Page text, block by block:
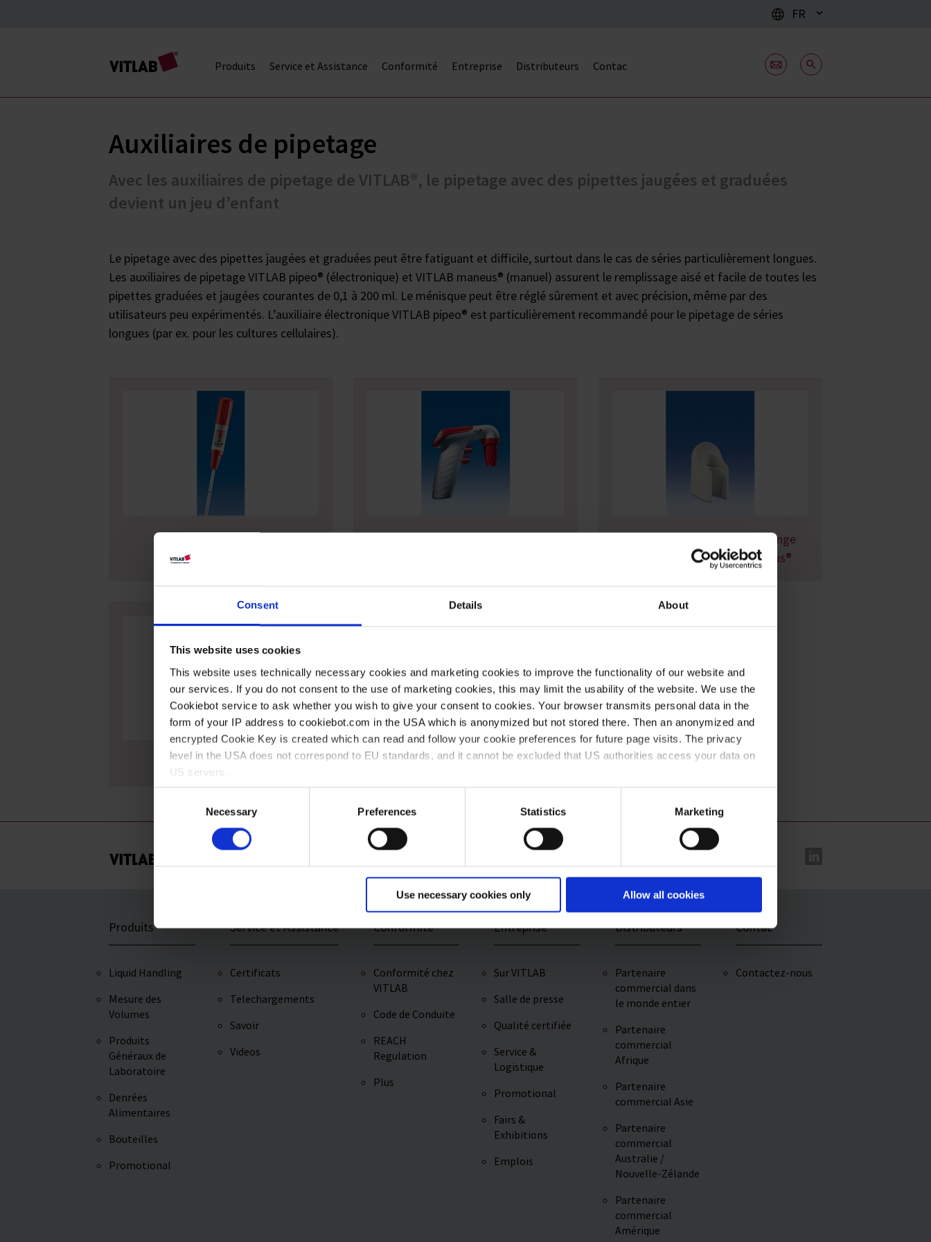
Consent Details About
This website uses cookies
This website uses technically necessary cookies and marketing cookies to improve the functionality of our website and
our services. If you do not consent to the use of marketing cookies, this may limit the usability of the website. We use the
Cookiebot service to ask whether you wish to give your consent to cookies. Your browser transmits personal data in the
form of your IP address to cookiebot.com in the USA which is anonymized but not stored there. Then an anonymized and
encrypted Cookie Key is created which can read and follow your cookie preferences for future page visits. The privacy
level in the USA does not correspond to EU standards, and it cannot be excluded that US authorities access your data on
US servers.
For more information on cookies and the use of your personal data please visit our data privacy statement
Necessary Preferences Statistics Marketing
Use necessary cookies only Allow all cookies
FR
Produits Service et Assistance Conformité Entreprise Distributeurs Contac
Auxiliaires de pipetage
Avec les auxiliaires de pipetage de VITLAB®, le pipetage avec des pipettes jaugées et graduées
devient un jeu d’enfant
Le pipetage avec des pipettes jaugées et graduées peut être fatiguant et difficile, surtout dans le cas de séries particulièrement longues.
Les auxiliaires de pipetage VITLAB pipeo® (électronique) et VITLAB maneus® (manuel) assurent le remplissage aisé et facile de toutes les
pipettes graduées et jaugées courantes de 0,1 à 200 ml. Le ménisque peut être réglé sûrement et avec précision, même par des
utilisateurs peu expérimentés. L’auxiliaire électronique VITLAB pipeo® est particulièrement recommandé pour le pipetage de séries
longues (par ex. pour les cultures cellulaires).
Accessoires / Pièces de rechange
pour VITLAB pipeo® & maneus®
Poires pour pipetage, NR Pompes à aspiration
Produits
Liquid Handling
Mesure des
Volumes
Produits
Généraux de
Laboratoire
Denrées
Alimentaires
Bouteilles
Promotional
Service et Assistance
Certificats
Telechargements
Savoir
Videos
Conformité
Conformité chez
VITLAB
Code de Conduite
REACH
Regulation
Plus
Entreprise
Sur VITLAB
Salle de presse
Qualité certifiée
Service &
Logistique
Promotional
Fairs &
Exhibitions
Emplois
Distributeurs
Partenaire
commercial dans
le monde entier
Partenaire
commercial
Afrique
Partenaire
commercial Asie
Partenaire
commercial
Australie /
Nouvelle-Zélande
Partenaire
commercial
Amérique
Contac
Contactez-nous